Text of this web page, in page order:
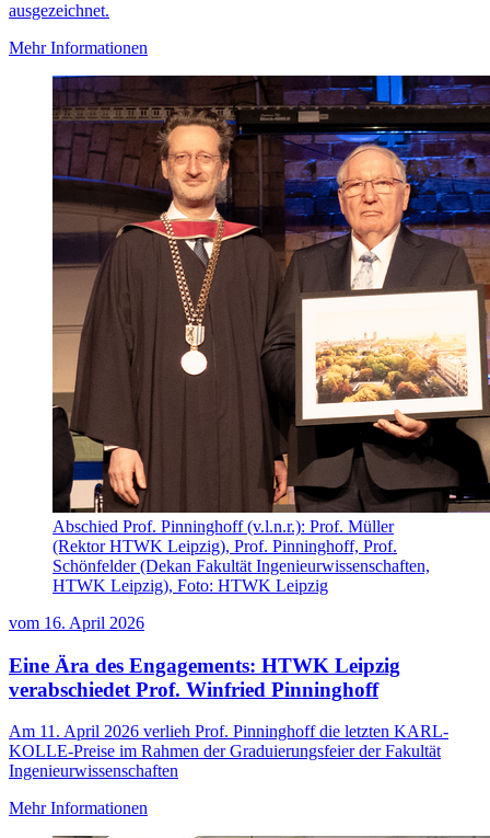
ausgezeichnet.
Mehr Informationen
Abschied Prof. Pinninghoff (v.l.n.r.): Prof. Müller
(Rektor HTWK Leipzig), Prof. Pinninghoff, Prof.
Schönfelder (Dekan Fakultät Ingenieurwissenschaften,
HTWK Leipzig), Foto: HTWK Leipzig
vom 16. April 2026
Eine Ära des Engagements: HTWK Leipzig
verabschiedet Prof. Winfried Pinninghoff
Am 11. April 2026 verlieh Prof. Pinninghoff die letzten KARL-
KOLLE-Preise im Rahmen der Graduierungsfeier der Fakultät
Ingenieurwissenschaften
Mehr Informationen